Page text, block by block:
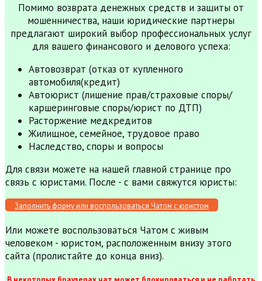
Помимо возврата денежных средств и защиты от
мошенничества, наши юридические партнеры
предлагают широкий выбор профессиональных услуг
для вашего финансового и делового успеха:
Автовозврат (отказ от купленного
автомобиля(кредит)
Автоюрист (лишение прав/страховые споры/
каршеринговые споры/юрист по ДТП)
Расторжение медкредитов
Жилищное, семейное, трудовое право
Наследство, споры и вопросы
Для связи можете на нашей главной странице про
связь с юристами. После - с вами свяжутся юристы:
Заполнить форму или воспользоваться Чатом с юристом
Или можете воспользоваться Чатом с живым
человеком - юристом, расположенным внизу этого
сайта (пролистайте до конца вниз).